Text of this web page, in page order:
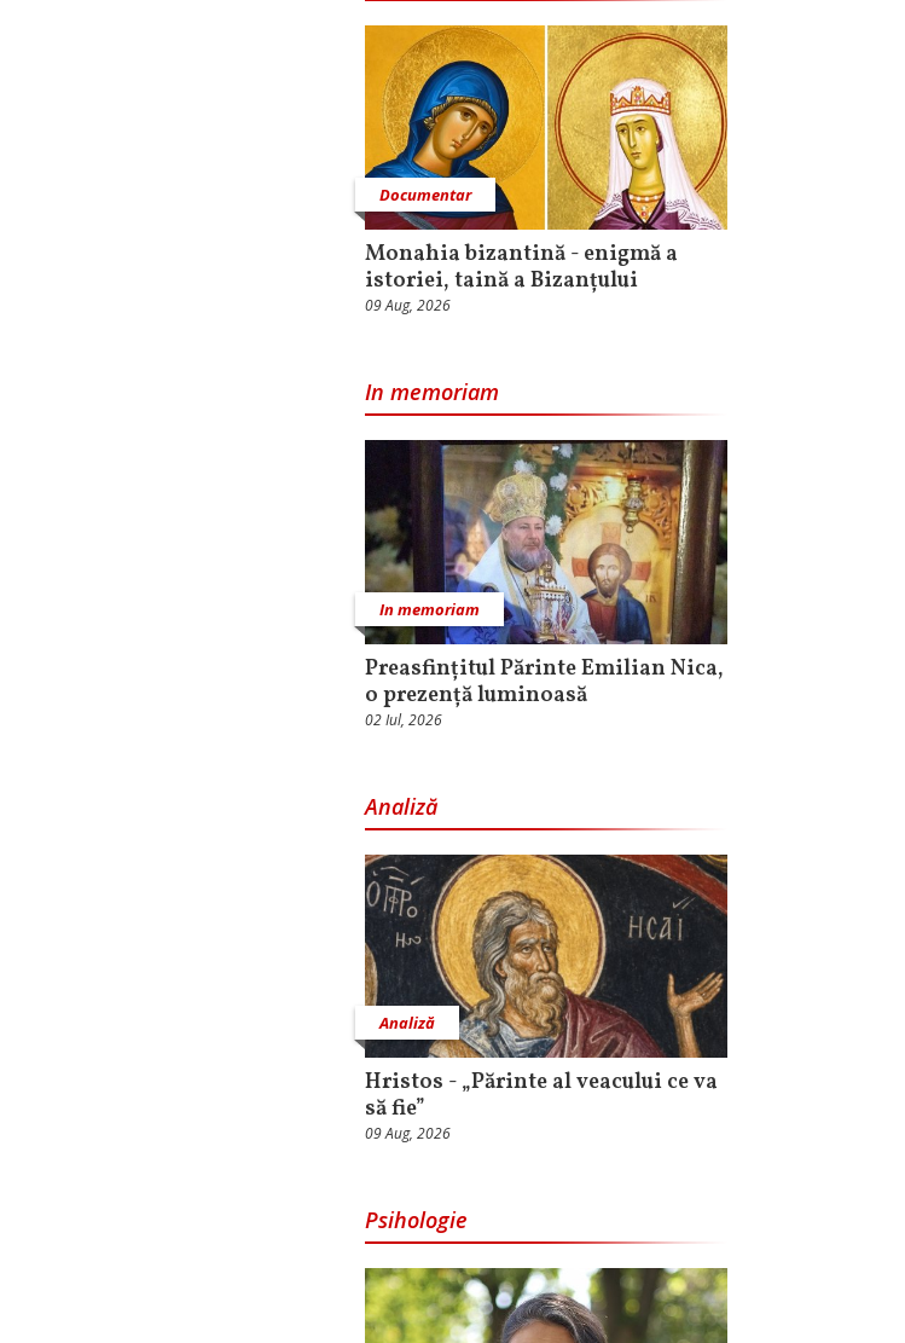
Documentar
Monahia bizantină - enigmă a
istoriei, taină a Bizanțului
09 Aug, 2026
In memoriam
In memoriam
Preasfințitul Părinte Emilian Nica,
o prezență luminoasă
02 Iul, 2026
Analiză
Analiză
Hristos - „Părinte al veacului ce va
să fie”
09 Aug, 2026
Psihologie